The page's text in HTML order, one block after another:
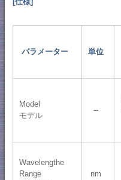
パラメーター 単位
Model
モデル
--
Wavelengthe
Range
nm